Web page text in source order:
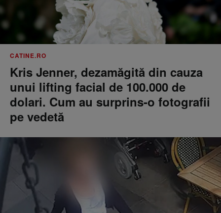
CATINE.RO
Kris Jenner, dezamăgită din cauza
unui lifting facial de 100.000 de
dolari. Cum au surprins-o fotografii
pe vedetă